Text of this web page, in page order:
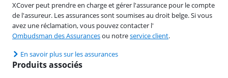
XCover peut prendre en charge et gérer l'assurance pour le compte
de l'assureur. Les assurances sont soumises au droit belge. Si vous
avez une réclamation, vous pouvez contacter l'
Ombudsman des Assurancesou notreservice client.
En savoir plus sur les assurances
Produits associés